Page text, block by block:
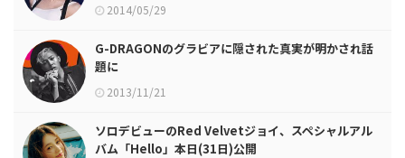
2014/05/29
G-DRAGONのグラビアに隠された真実が明かされ話
題に
2013/11/21
ソロデビューのRed Velvetジョイ、スペシャルアル
バム「Hello」本日(31日)公開